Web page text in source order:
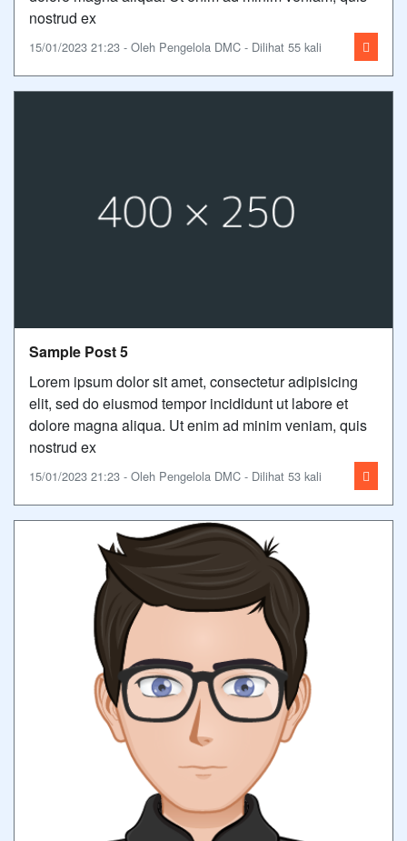
nostrud ex
15/01/2023 21:23 - Oleh Pengelola DMC - Dilihat 55 kali
Sample Post 5
Lorem ipsum dolor sit amet, consectetur adipisicing
elit, sed do eiusmod tempor incididunt ut labore et
dolore magna aliqua. Ut enim ad minim veniam, quis
nostrud ex
15/01/2023 21:23 - Oleh Pengelola DMC - Dilihat 53 kali